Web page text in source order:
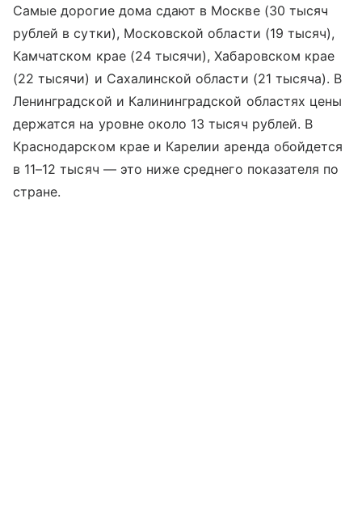
Самые дорогие дома сдают в Москве (30 тысяч
рублей в сутки), Московской области (19 тысяч),
Камчатском крае (24 тысячи), Хабаровском крае
(22 тысячи) и Сахалинской области (21 тысяча). В
Ленинградской и Калининградской областях цены
держатся на уровне около 13 тысяч рублей. В
Краснодарском крае и Карелии аренда обойдется
в 11–12 тысяч — это ниже среднего показателя по
стране.